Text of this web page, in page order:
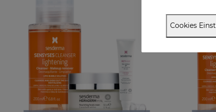
Cookies